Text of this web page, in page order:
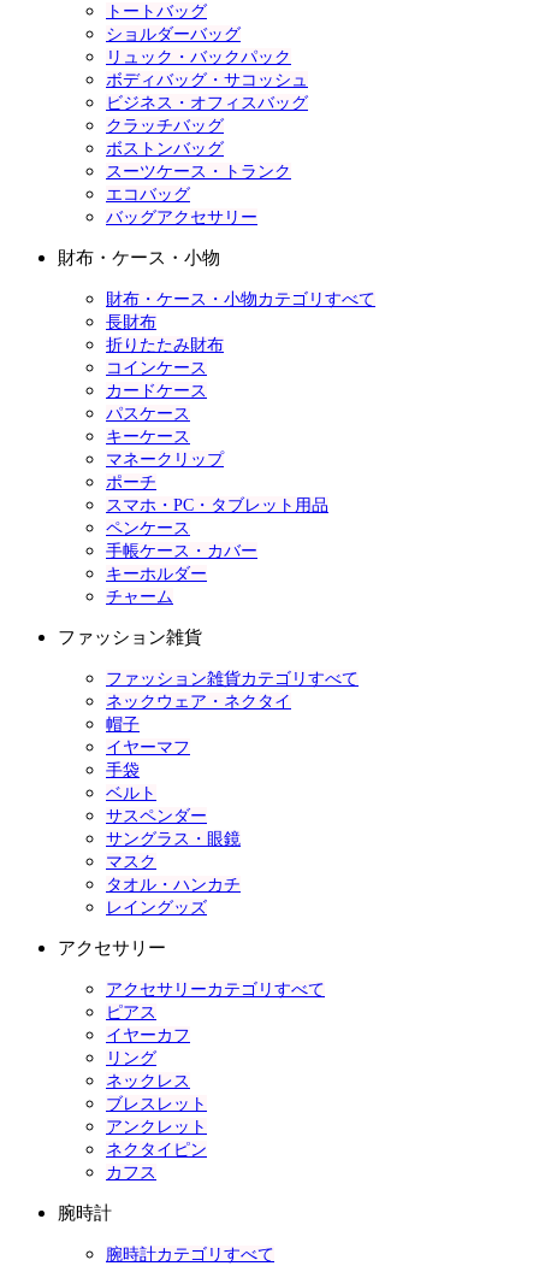
トートバッグ
ショルダーバッグ
リュック・バックパック
ボディバッグ・サコッシュ
ビジネス・オフィスバッグ
クラッチバッグ
ボストンバッグ
スーツケース・トランク
エコバッグ
バッグアクセサリー
財布・ケース・小物
財布・ケース・小物カテゴリすべて
長財布
折りたたみ財布
コインケース
カードケース
パスケース
キーケース
マネークリップ
ポーチ
スマホ・PC・タブレット用品
ペンケース
手帳ケース・カバー
キーホルダー
チャーム
ファッション雑貨
ファッション雑貨カテゴリすべて
ネックウェア・ネクタイ
帽子
イヤーマフ
手袋
ベルト
サスペンダー
サングラス・眼鏡
マスク
タオル・ハンカチ
レイングッズ
アクセサリー
アクセサリーカテゴリすべて
ピアス
イヤーカフ
リング
ネックレス
ブレスレット
アンクレット
ネクタイピン
カフス
腕時計
腕時計カテゴリすべて